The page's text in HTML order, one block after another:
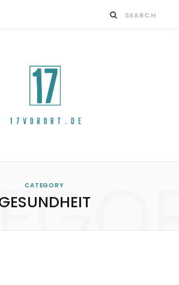
CATEGORY